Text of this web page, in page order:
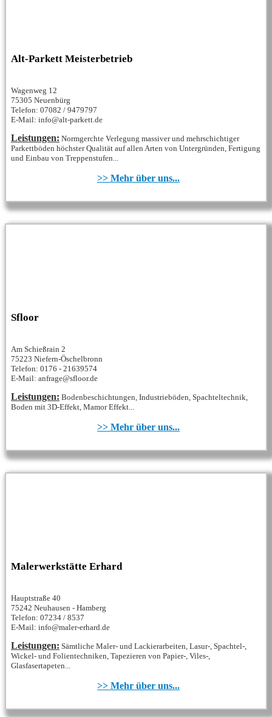
Alt-Parkett Meisterbetrieb
Wagenweg 12
75305 Neuenbürg
Telefon: 07082 / 9479797
E-Mail: info@alt-parkett.de
Leistungen: Normgerchte Verlegung massiver und mehrschichtiger
Parkettböden höchster Qualität auf allen Arten von Untergründen, Fertigung
und Einbau von Treppenstufen...
>> Mehr über uns...
Sfloor
Am Schießrain 2
75223 Niefern-Öschelbronn
Telefon: 0176 - 21639574
E-Mail: anfrage@sfloor.de
Leistungen: Bodenbeschichtungen, Industrieböden, Spachteltechnik,
Boden mit 3D-Effekt, Mamor Effekt...
>> Mehr über uns...
Malerwerkstätte Erhard
Hauptstraße 40
75242 Neuhausen - Hamberg
Telefon: 07234 / 8537
E-Mail: info@maler-erhard.de
Leistungen: Sämtliche Maler- und Lackierarbeiten, Lasur-, Spachtel-,
Wickel- und Folientechniken, Tapezieren von Papier-, Viles-,
Glasfasertapeten...
>> Mehr über uns...